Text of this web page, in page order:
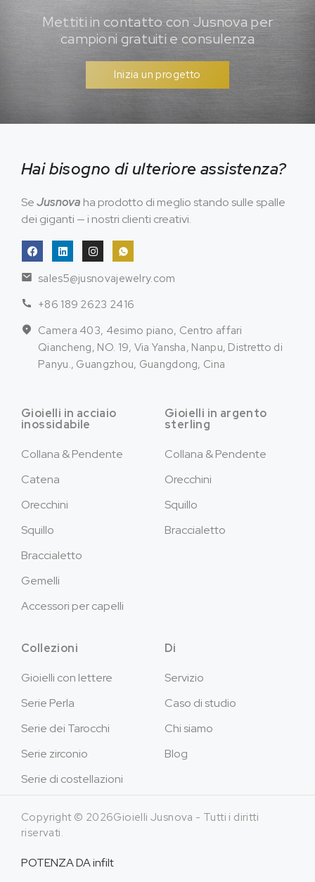
Mettiti in contatto con Jusnova per
campioni gratuiti e consulenza
Inizia un progetto
Hai bisogno di ulteriore assistenza?
SeJusnova ha prodotto di meglio stando sulle spalle
dei giganti — i nostri clienti creativi.
sales5@jusnovajewelry.com
+86 189 2623 2416
Camera 403, 4esimo piano, Centro affari
Qiancheng, NO. 19, Via Yansha, Nanpu, Distretto di
Panyu., Guangzhou, Guangdong, Cina
Gioielli in acciaio
inossidabile
Collana & Pendente
Catena
Orecchini
Squillo
Braccialetto
Gemelli
Accessori per capelli
Gioielli in argento
sterling
Collana & Pendente
Orecchini
Squillo
Braccialetto
Collezioni
Gioielli con lettere
Serie Perla
Serie dei Tarocchi
Serie zirconio
Serie di costellazioni
Di
Servizio
Caso di studio
Chi siamo
Blog
Copyright © 2026Gioielli Jusnova - Tutti i diritti
riservati.
POTENZA DAinfilt